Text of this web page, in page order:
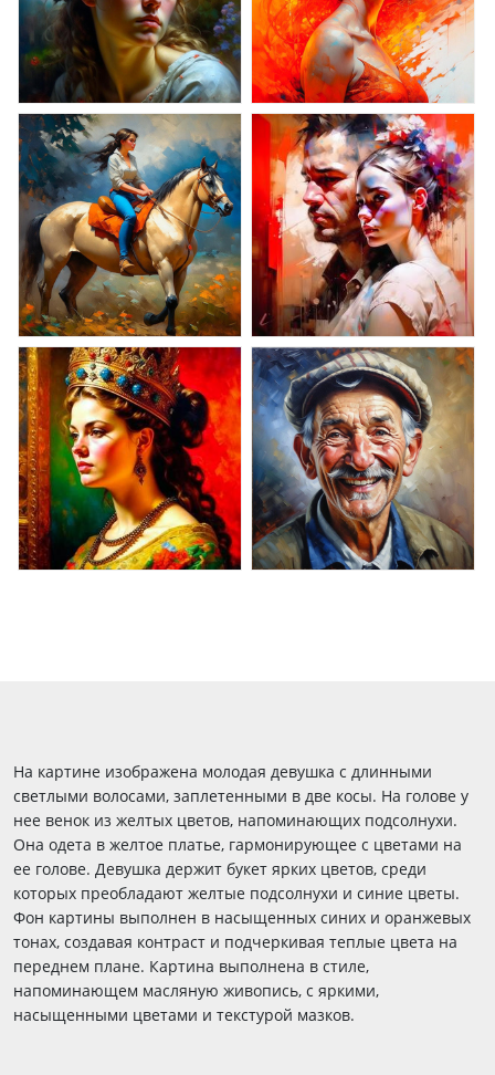
На картине изображена молодая девушка с длинными
светлыми волосами, заплетенными в две косы. На голове у
нее венок из желтых цветов, напоминающих подсолнухи.
Она одета в желтое платье, гармонирующее с цветами на
ее голове. Девушка держит букет ярких цветов, среди
которых преобладают желтые подсолнухи и синие цветы.
Фон картины выполнен в насыщенных синих и оранжевых
тонах, создавая контраст и подчеркивая теплые цвета на
переднем плане. Картина выполнена в стиле,
напоминающем масляную живопись, с яркими,
насыщенными цветами и текстурой мазков.